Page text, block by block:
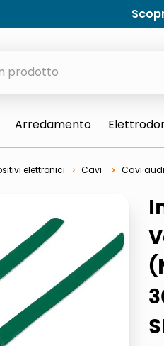
occhiali sole 0703
pavimenti
raccolta differenziata
Arredamento
elettronici Cavi Cavi